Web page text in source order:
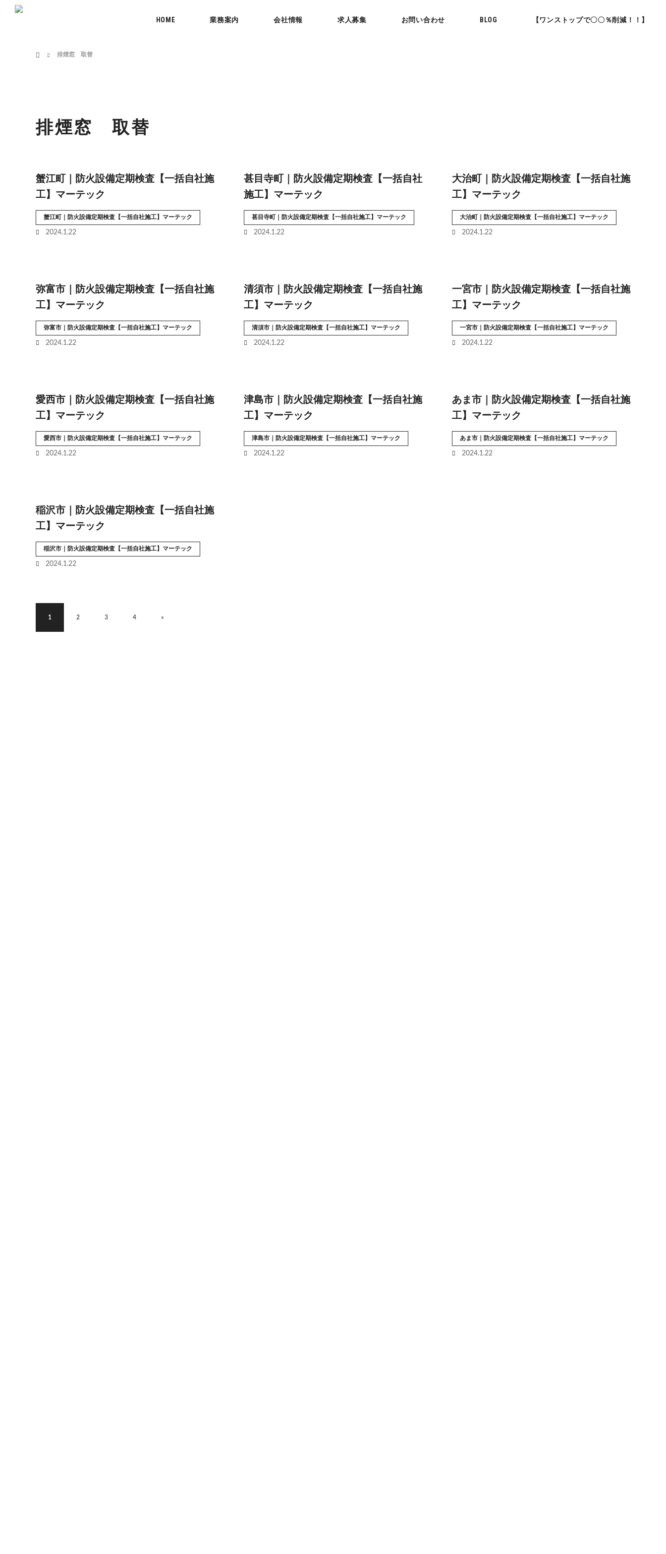
menu
HOME 業務案内 会社情報 求人募集 お問い合わせ BLOG 【ワンストップで〇〇％削減！！】
排煙窓 取替
排煙窓 取替
蟹江町｜防火設備定期検査【一括自社施
工】マーテック
蟹江町｜防火設備定期検査【一括自社施工】マーテック
2024.1.22
甚目寺町｜防火設備定期検査【一括自社
施工】マーテック
甚目寺町｜防火設備定期検査【一括自社施工】マーテック
2024.1.22
大治町｜防火設備定期検査【一括自社施
工】マーテック
大治町｜防火設備定期検査【一括自社施工】マーテック
2024.1.22
弥富市｜防火設備定期検査【一括自社施
工】マーテック
弥富市｜防火設備定期検査【一括自社施工】マーテック
2024.1.22
清須市｜防火設備定期検査【一括自社施
工】マーテック
清須市｜防火設備定期検査【一括自社施工】マーテック
2024.1.22
一宮市｜防火設備定期検査【一括自社施
工】マーテック
一宮市｜防火設備定期検査【一括自社施工】マーテック
2024.1.22
愛西市｜防火設備定期検査【一括自社施
工】マーテック
愛西市｜防火設備定期検査【一括自社施工】マーテック
2024.1.22
津島市｜防火設備定期検査【一括自社施
工】マーテック
津島市｜防火設備定期検査【一括自社施工】マーテック
2024.1.22
あま市｜防火設備定期検査【一括自社施
工】マーテック
あま市｜防火設備定期検査【一括自社施工】マーテック
2024.1.22
稲沢市｜防火設備定期検査【一括自社施
工】マーテック
稲沢市｜防火設備定期検査【一括自社施工】マーテック
2024.1.22
1 2 3 4 »